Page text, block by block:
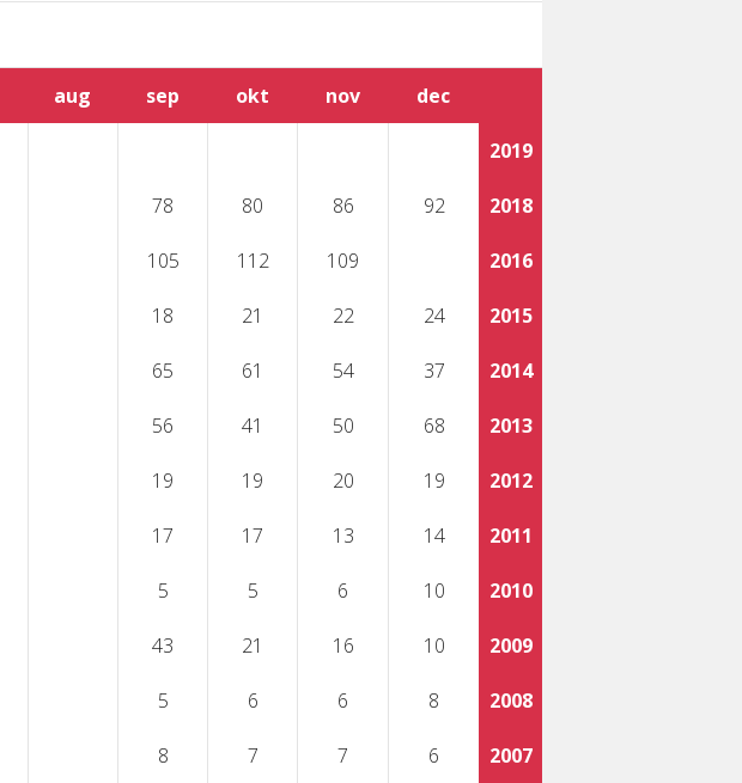
aug sep okt nov dec
2019
78 80 86 92 2018
105 112 109 2016
18 21 22 24 2015
65 61 54 37 2014
56 41 50 68 2013
19 19 20 19 2012
17 17 13 14 2011
5 5 6 10 2010
43 21 16 10 2009
5 6 6 8 2008
8 7 7 6 2007